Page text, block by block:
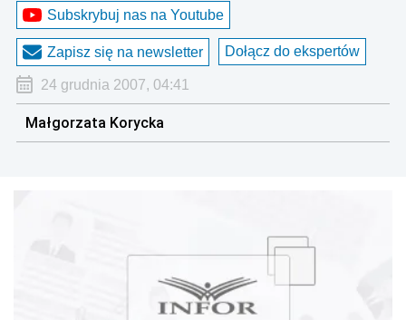
Subskrybuj nas na Youtube
Zapisz się na newsletter Dołącz do ekspertów
24 grudnia 2007, 04:41
Małgorzata Korycka